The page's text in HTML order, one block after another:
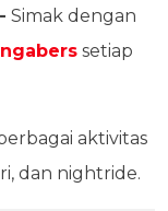
Simak dengan
ngabers setiap
aktivitas
dan nightride.